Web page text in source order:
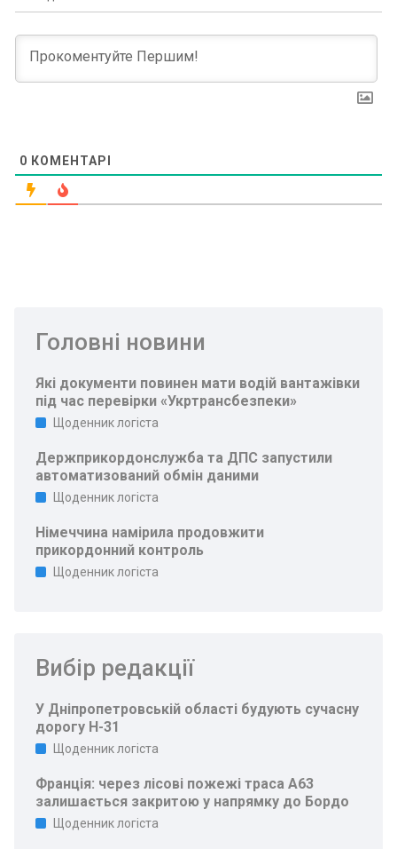
0 КОМЕНТАРІ
Головні новини
Які документи повинен мати водій вантажівки
під час перевірки «Укртрансбезпеки»
Щоденник логіста
Держприкордонслужба та ДПС запустили
автоматизований обмін даними
Щоденник логіста
Німеччина намірила продовжити
прикордонний контроль
Щоденник логіста
Вибір редакції
У Дніпропетровській області будують сучасну
дорогу Н-31
Щоденник логіста
Франція: через лісові пожежі траса A63
залишається закритою у напрямку до Бордо
Щоденник логіста